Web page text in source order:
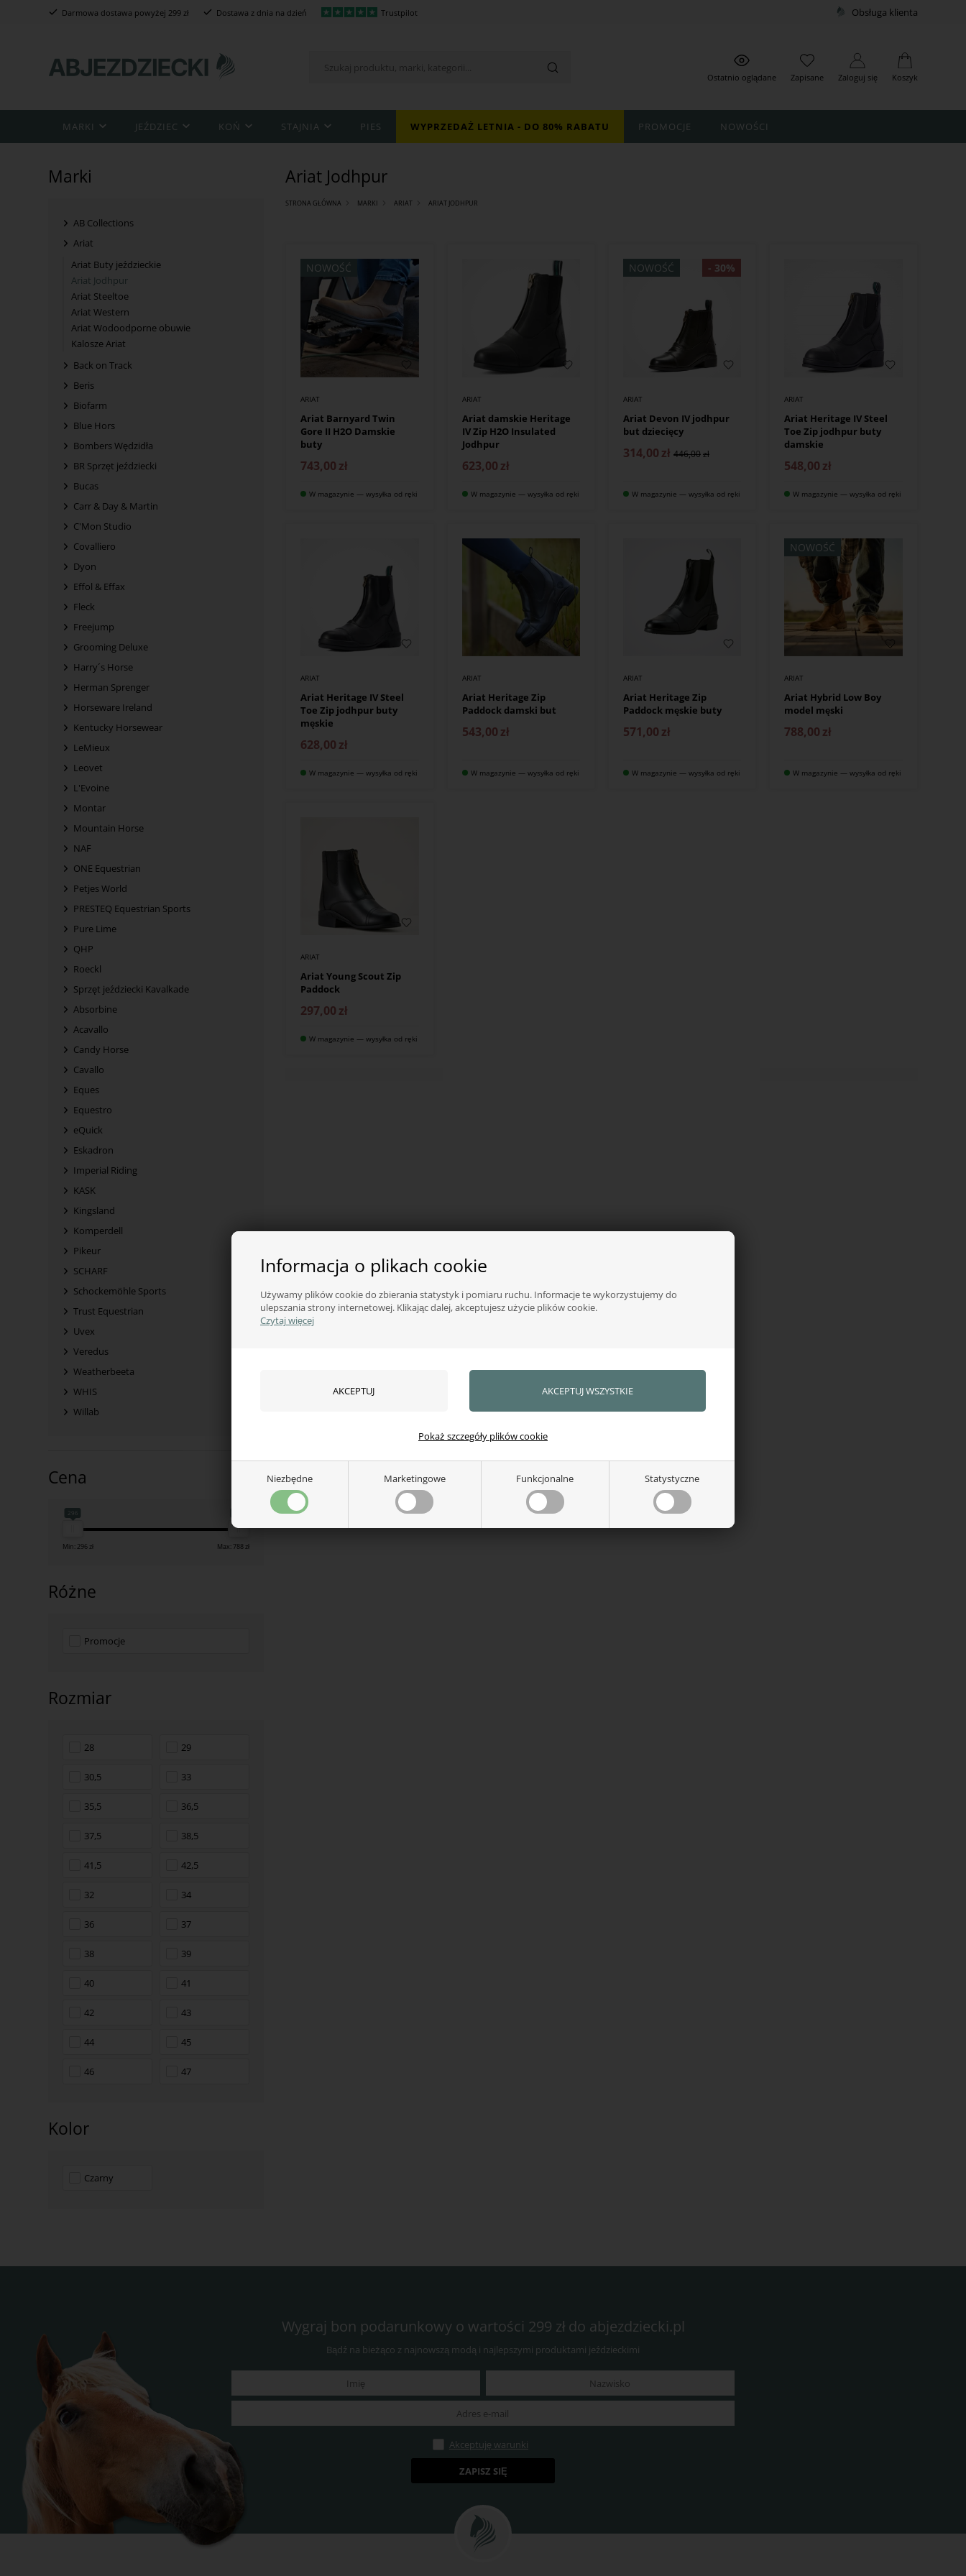
Informacja o plikach cookie
Używamy plików cookie do zbierania statystyk i pomiaru ruchu. Informacje te wykorzystujemy do
ulepszania strony internetowej. Klikając dalej, akceptujesz użycie plików cookie.
Czytaj więcej
Niezbędne Marketingowe Funkcjonalne Statystyczne
Pokaż szczegóły plików cookie
Darmowa dostawa powyżej 299 zł Dostawa z dnia na dzień Trustpilot Obsługa klienta
Ostatnio oglądane Zapisane Zaloguj się Koszyk
MARKI JEŹDZIEC KOŃ STAJNIA PIES WYPRZEDAŻ LETNIA - DO 80% RABATU PROMOCJE NOWOŚCI
Marki
AB Collections
Ariat
Ariat Buty jeździeckie
Ariat Jodhpur
Ariat Steeltoe
Ariat Western
Ariat Wodoodporne obuwie
Kalosze Ariat
Back on Track
Beris
Biofarm
Blue Hors
Bombers Wędzidła
BR Sprzęt jeździecki
Bucas
Carr & Day & Martin
C'Mon Studio
Covalliero
Dyon
Effol & Effax
Fleck
Freejump
Grooming Deluxe
Harry´s Horse
Herman Sprenger
Horseware Ireland
Kentucky Horsewear
LeMieux
Leovet
L'Evoine
Montar
Mountain Horse
NAF
ONE Equestrian
Petjes World
PRESTEQ Equestrian Sports
Pure Lime
QHP
Roeckl
Sprzęt jeździecki Kavalkade
Absorbine
Acavallo
Candy Horse
Cavallo
Eques
Equestro
eQuick
Eskadron
Imperial Riding
KASK
Kingsland
Komperdell
Pikeur
SCHARF
Schockemöhle Sports
Trust Equestrian
Uvex
Veredus
Weatherbeeta
WHIS
Willab
Cena
296
Min: 296 zł Max: 788 zł
Różne
Promocje
Rozmiar
28 29
30,5 33
35,5 36,5
37,5 38,5
41,5 42,5
32 34
36 37
38 39
40 41
42 43
44 45
46 47
Kolor
Czarny
Ariat Jodhpur
STRONA GŁÓWNA MARKI ARIAT ARIAT JODHPUR
NOWOŚĆ
ARIAT
Ariat Barnyard Twin
Gore II H2O Damskie
buty
743,00 zł
W magazynie — wysyłka od ręki
ARIAT
Ariat damskie Heritage
IV Zip H2O Insulated
Jodhpur
623,00 zł
W magazynie — wysyłka od ręki
NOWOŚĆ
ARIAT
Ariat Devon IV jodhpur
but dziecięcy
314,00 zł 446,00
W magazynie — wysyłka od ręki
ARIAT
Ariat Heritage IV Steel
Toe Zip jodhpur buty
damskie
548,00 zł
W magazynie — wysyłka od ręki
ARIAT
Ariat Heritage IV Steel
Toe Zip jodhpur buty
męskie
628,00 zł
W magazynie — wysyłka od ręki
ARIAT
Ariat Heritage Zip
Paddock damski but
543,00 zł
W magazynie — wysyłka od ręki
ARIAT
Ariat Heritage Zip
Paddock męskie buty
571,00 zł
W magazynie — wysyłka od ręki
NOWOŚĆ
ARIAT
Ariat Hybrid Low Boy
model męski
788,00 zł
W magazynie — wysyłka od ręki
ARIAT
Ariat Young Scout Zip
Paddock
297,00 zł
W magazynie — wysyłka od ręki
Wygraj bon podarunkowy o wartości 299 zł do abjezdziecki.pl
Bądź na bieżąco z najnowszą modą i najlepszymi produktami jeździeckimi
Akceptuję warunki